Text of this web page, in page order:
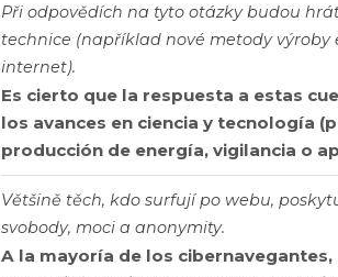
Při odpovědích na tyto otázky budou
technice (například nové metody výroby
internet).
Es cierto que la respuesta a estas
los avances en ciencia y tecnología
producción de energía, vigilancia o
Většině těch, kdo surfují po webu,
svobody, moci a anonymity.
A la mayoría de los